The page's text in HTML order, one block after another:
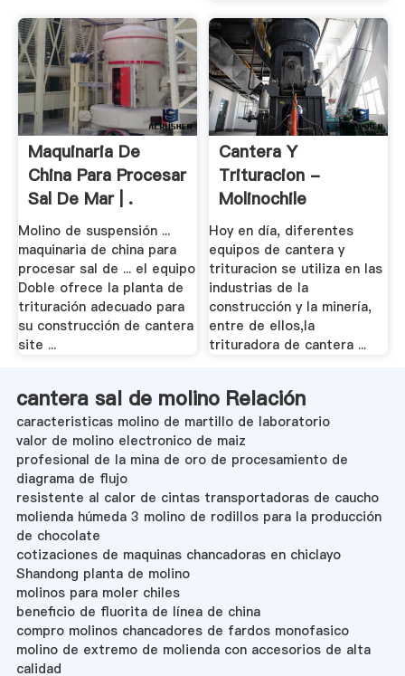
Maquinaria De
China Para Procesar
Sal De Mar | .
Molino de suspensión ...
maquinaria de china para
procesar sal de ... el equipo
Doble ofrece la planta de
trituración adecuado para
su construcción de cantera
site ...
Cantera Y
Trituracion -
Molinochile
Hoy en día, diferentes
equipos de cantera y
trituracion se utiliza en las
industrias de la
construcción y la minería,
entre de ellos,la
trituradora de cantera ...
cantera sal de molino Relación
caracteristicas molino de martillo de laboratorio
valor de molino electronico de maiz
profesional de la mina de oro de procesamiento de
diagrama de flujo
resistente al calor de cintas transportadoras de caucho
molienda húmeda 3 molino de rodillos para la producción
de chocolate
cotizaciones de maquinas chancadoras en chiclayo
Shandong planta de molino
molinos para moler chiles
beneficio de fluorita de línea de china
compro molinos chancadores de fardos monofasico
molino de extremo de molienda con accesorios de alta
calidad